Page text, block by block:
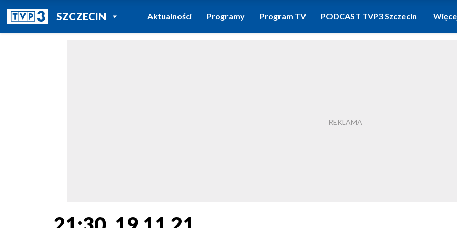
SZCZECINPOWRÓT DO
TVP REGIONY
Aktualności Programy Program TV PODCAST TVP3 Szczecin